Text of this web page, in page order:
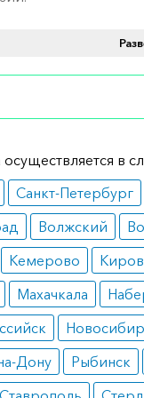
с
и на фоне
эффекты
и
принимать в
указания
нарушением
осуществляется в
Санкт-Петербург
Волжский
Кемерово Киров
Махачкала
Дону
Рыбинск